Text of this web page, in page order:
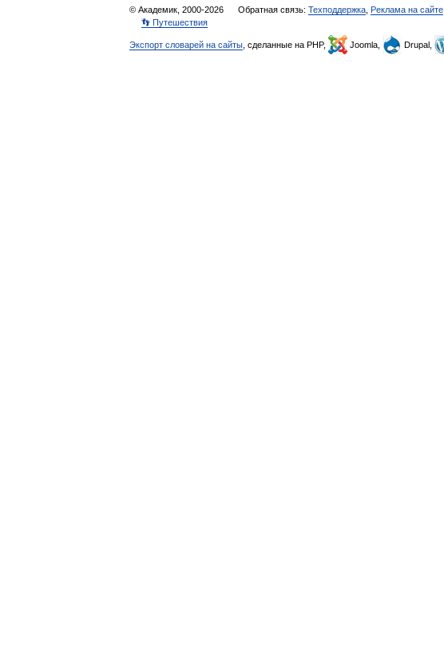
© Академик, 2000-2026 Обратная связь: Техподдержка Реклама на сайте
👣 Путешествия
Экспорт словарей на сайты , сделанные на PHP, Joomla, Drupal,